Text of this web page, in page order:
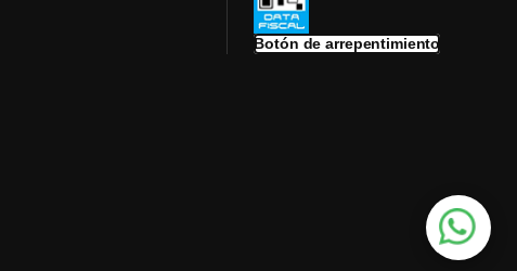
Botón de arrepentimiento